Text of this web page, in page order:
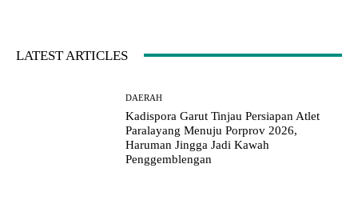
LATEST ARTICLES
DAERAH
Kadispora Garut Tinjau Persiapan Atlet
Paralayang Menuju Porprov 2026,
Haruman Jingga Jadi Kawah
Penggemblengan